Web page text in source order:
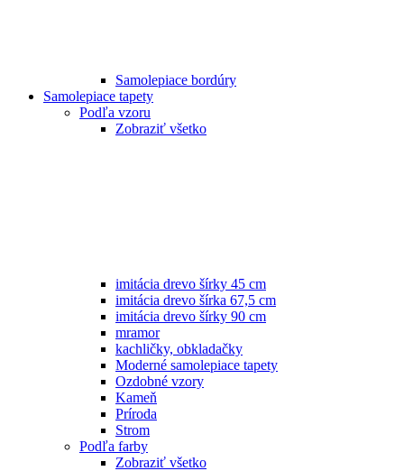
Samolepiace bordúry
Samolepiace tapety
Podľa vzoru
Zobraziť všetko
imitácia drevo šírky 45 cm
imitácia drevo šírka 67,5 cm
imitácia drevo šírky 90 cm
mramor
kachličky, obkladačky
Moderné samolepiace tapety
Ozdobné vzory
Kameň
Príroda
Strom
Podľa farby
Zobraziť všetko